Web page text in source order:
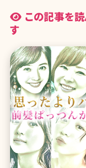
この記事を
す